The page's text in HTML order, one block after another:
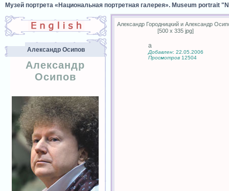
Музей портрета «Национальная портретная галерея». Museum portrait
Александр Осипов
Александр
Осипов
Александр Городницкий и Александр
[500 x 335 jpg]
а
Добавлен: 22.05.2006
Просмотров12504